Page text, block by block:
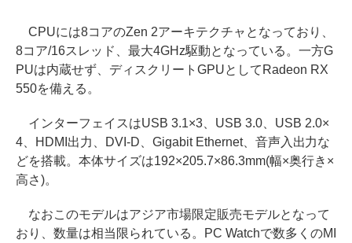
CPUには8コアのZen 2アーキテクチャとなっており、
8コア/16スレッド、最大4GHz駆動となっている。一方G
PUは内蔵せず、ディスクリートGPUとしてRadeon RX
550を備える。
インターフェイスはUSB 3.1×3、USB 3.0、USB 2.0×
4、HDMI出力、DVI-D、Gigabit Ethernet、音声入出力な
どを搭載。本体サイズは192×205.7×86.3mm(幅×奥行き×
高さ)。
なおこのモデルはアジア市場限定販売モデルとなって
おり、数量は相当限られている。PC Watchで数多くのMI